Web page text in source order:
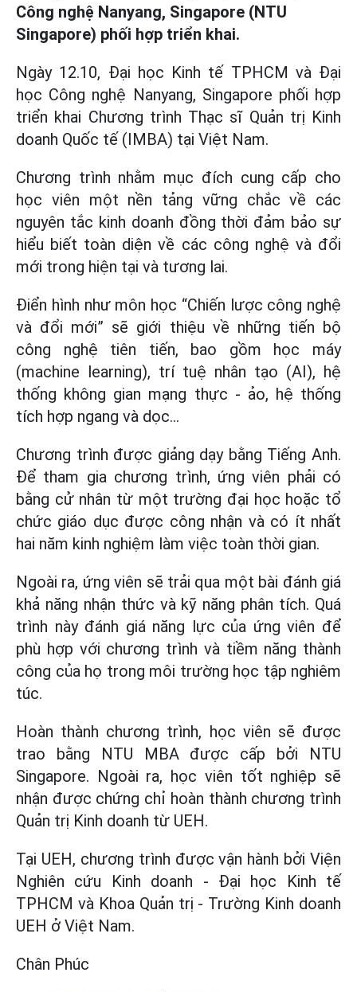
Công nghệ Nanyang, Singapore (NTU
Singapore) phối hợp triển khai.
Ngày 12.10, Đại học Kinh tế TPHCM và Đại
học Công nghệ Nanyang, Singapore phối hợp
triển khai Chương trình Thạc sĩ Quản trị Kinh
doanh Quốc tế (IMBA) tại Việt Nam.
Chương trình nhằm mục đích cung cấp cho
học viên một nền tảng vững chắc về các
nguyên tắc kinh doanh đồng thời đảm bảo sự
hiểu biết toàn diện về các công nghệ và đổi
mới trong hiện tại và tương lai.
Điển hình như môn học “Chiến lược công nghệ
và đổi mới” sẽ giới thiệu về những tiến bộ
công nghệ tiên tiến, bao gồm học máy
(machine learning), trí tuệ nhân tạo (AI), hệ
thống không gian mạng thực - ảo, hệ thống
tích hợp ngang và dọc...
Chương trình được giảng dạy bằng Tiếng Anh.
Để tham gia chương trình, ứng viên phải có
bằng cử nhân từ một trường đại học hoặc tổ
chức giáo dục được công nhận và có ít nhất
hai năm kinh nghiệm làm việc toàn thời gian.
Ngoài ra, ứng viên sẽ trải qua một bài đánh giá
khả năng nhận thức và kỹ năng phân tích. Quá
trình này đánh giá năng lực của ứng viên để
phù hợp với chương trình và tiềm năng thành
công của họ trong môi trường học tập nghiêm
túc.
Hoàn thành chương trình, học viên sẽ được
trao bằng NTU MBA được cấp bởi NTU
Singapore. Ngoài ra, học viên tốt nghiệp sẽ
nhận được chứng chỉ hoàn thành chương trình
Quản trị Kinh doanh từ UEH.
Tại UEH, chương trình được vận hành bởi Viện
Nghiên cứu Kinh doanh - Đại học Kinh tế
TPHCM và Khoa Quản trị - Trường Kinh doanh
UEH ở Việt Nam.
Chân Phúc